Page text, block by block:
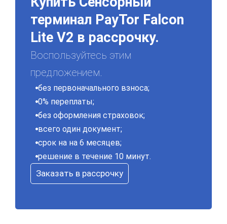
терминал PayTor Falcon
Lite V2 в рассрочку.
Воспользуйтесь этим
предложением.
без первоначального взноса;
0% переплаты;
без оформления страховок;
всего один документ;
срок на на 6 месяцев;
решение в течение 10 минут.
Заказать в рассрочку